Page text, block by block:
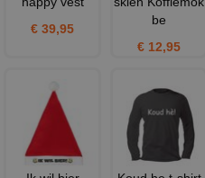
€ 39,95
be
€ 12,95